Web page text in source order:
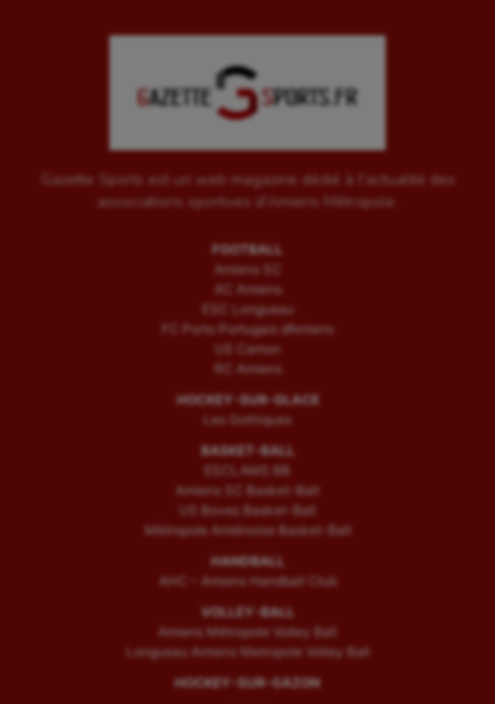
Gazette Sports est un web magazine dédié à l'actualité des
associations sportives d'Amiens Métropole.
FOOTBALL
Amiens SC
AC Amiens
ESC Longueau
FC Porto Portugais d’Amiens
US Camon
RC Amiens
HOCKEY-SUR-GLACE
Les Gothiques
BASKET-BALL
ESCLAMS BB
Amiens SC Basket-Ball
US Boves Basket-Ball
Métropole Amiénoise Basket-Ball
HANDBALL
AHC – Amiens Handball Club
VOLLEY-BALL
Amiens Métropole Volley Ball
Longueau Amiens Metropole Volley Ball
HOCKEY-SUR-GAZON